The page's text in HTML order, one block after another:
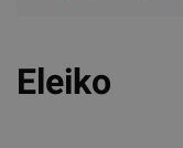
Eleiko